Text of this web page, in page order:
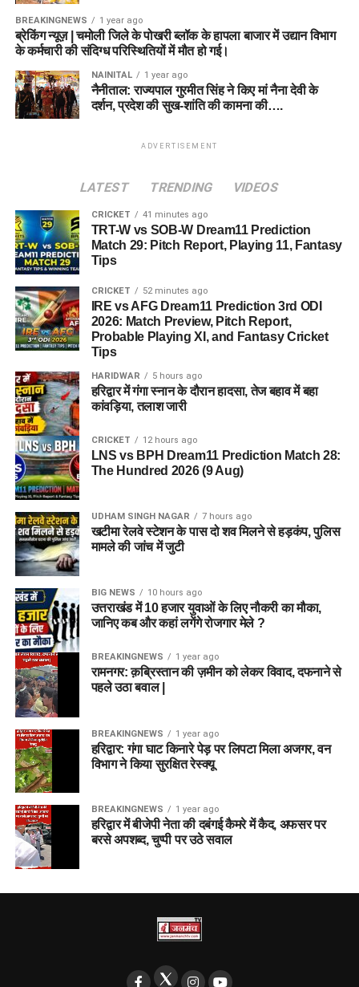
BREAKINGNEWS 1 year ago
ब्रेकिंग न्यूज़ | चमोली जिले के पोखरी ब्लॉक के हापला बाजार में उद्यान विभाग
के कर्मचारी की संदिग्ध परिस्थितियों में मौत हो गई।
NAINITAL 1 year ago
नैनीताल: राज्यपाल गुरमीत सिंह ने किए मां नैना देवी के
दर्शन, प्रदेश की सुख-शांति की कामना की….
ADVERTISEMENT
LATEST TRENDING VIDEOS
CRICKET 41 minutes ago
TRT-W vs SOB-W Dream11 Prediction
Match 29: Pitch Report, Playing 11, Fantasy
Tips
CRICKET 52 minutes ago
IRE vs AFG Dream11 Prediction 3rd ODI
2026: Match Preview, Pitch Report,
Probable Playing XI, and Fantasy Cricket
Tips
HARIDWAR 5 hours ago
हरिद्वार में गंगा स्नान के दौरान हादसा, तेज बहाव में बहा
कांवड़िया, तलाश जारी
CRICKET 12 hours ago
LNS vs BPH Dream11 Prediction Match 28:
The Hundred 2026 (9 Aug)
UDHAM SINGH NAGAR 7 hours ago
खटीमा रेलवे स्टेशन के पास दो शव मिलने से हड़कंप, पुलिस
मामले की जांच में जुटी
BIG NEWS 10 hours ago
उत्तराखंड में 10 हजार युवाओं के लिए नौकरी का मौका,
जानिए कब और कहां लगेंगे रोजगार मेले ?
BREAKINGNEWS 1 year ago
रामनगर: क़ब्रिस्तान की ज़मीन को लेकर विवाद, दफनाने से
पहले उठा बवाल |
BREAKINGNEWS 1 year ago
हरिद्वार: गंगा घाट किनारे पेड़ पर लिपटा मिला अजगर, वन
विभाग ने किया सुरक्षित रेस्क्यू
BREAKINGNEWS 1 year ago
हरिद्वार में बीजेपी नेता की दबंगई कैमरे में कैद, अफसर पर
बरसे अपशब्द, चुप्पी पर उठे सवाल